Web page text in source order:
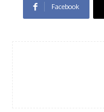
Facebook